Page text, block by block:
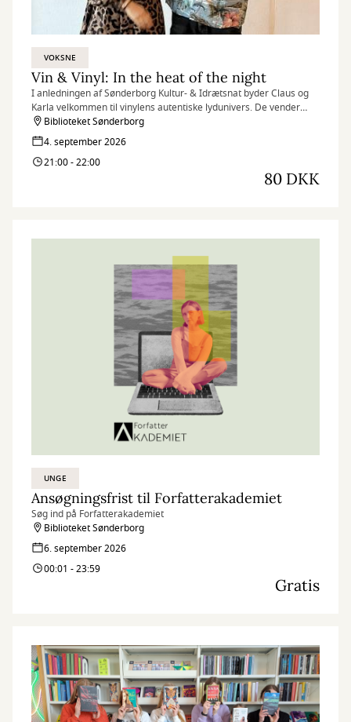
VOKSNE
Vin & Vinyl: In the heat of the night
I anledningen af Sønderborg Kultur- & Idrætsnat byder Claus og
Karla velkommen til vinylens autentiske lydunivers. De vender
plader og dykker ned i musikkens fascinerende kroge med fokus
på unikke nicher. Forvent sprøde lp-toner, musikanekdoter og
lækker vin.
Biblioteket Sønderborg
4. september 2026
21:00 - 22:00
80 DKK
UNGE
Ansøgningsfrist til Forfatterakademiet
Søg ind på Forfatterakademiet
Biblioteket Sønderborg
6. september 2026
00:01 - 23:59
Gratis